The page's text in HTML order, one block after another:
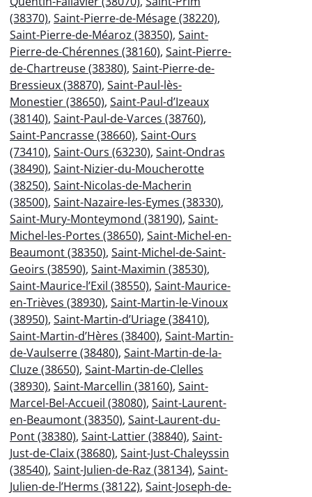
(38370), Saint-Pierre-de-Mésage (38220),
Saint-Pierre-de-Méaroz (38350), Saint-
Pierre-de-Chérennes (38160), Saint-Pierre-
de-Chartreuse (38380), Saint-Pierre-de-
Bressieux (38870), Saint-Paul-lès-
Monestier (38650), Saint-Paul-d’Izeaux
(38140), Saint-Paul-de-Varces (38760),
Saint-Pancrasse (38660), Saint-Ours
(73410), Saint-Ours (63230), Saint-Ondras
(38490), Saint-Nizier-du-Moucherotte
(38250), Saint-Nicolas-de-Macherin
(38500), Saint-Nazaire-les-Eymes (38330),
Saint-Mury-Monteymond (38190), Saint-
Michel-les-Portes (38650), Saint-Michel-en-
Beaumont (38350), Saint-Michel-de-Saint-
Geoirs (38590), Saint-Maximin (38530),
Saint-Maurice-l’Exil (38550), Saint-Maurice-
en-Trièves (38930), Saint-Martin-le-Vinoux
(38950), Saint-Martin-d’Uriage (38410),
Saint-Martin-d’Hères (38400), Saint-Martin-
de-Vaulserre (38480), Saint-Martin-de-la-
Cluze (38650), Saint-Martin-de-Clelles
(38930), Saint-Marcellin (38160), Saint-
Marcel-Bel-Accueil (38080), Saint-Laurent-
en-Beaumont (38350), Saint-Laurent-du-
Pont (38380), Saint-Lattier (38840), Saint-
Just-de-Claix (38680), Saint-Just-Chaleyssin
(38540), Saint-Julien-de-Raz (38134), Saint-
Julien-de-l’Herms (38122), Saint-Joseph-de-